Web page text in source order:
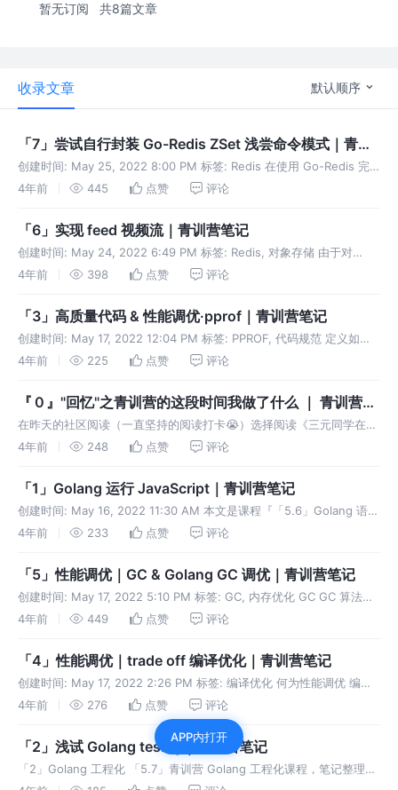
暂无订阅 共8篇文章
收录文章 默认顺序
「7」尝试自行封装 Go-Redis ZSet 浅尝命令模式｜青训
营笔记
创建时间: May 25, 2022 8:00 PM 标签: Redis 在使用 Go-Redis 完
成小组项目开发的过程中，我遇到一些需要合理使用 Redis 才能很好实
4年前 445 点赞 评论
「6」实现 feed 视频流｜青训营笔记
创建时间: May 24, 2022 6:49 PM 标签: Redis, 对象存储 由于对
Redis 比较高级的指令不太熟悉，我产生了一下针对应用场景展开的思
4年前 398 点赞 评论
「3」高质量代码 & 性能调优·pprof｜青训营笔记
创建时间: May 17, 2022 12:04 PM 标签: PPROF, 代码规范 定义如何
定义高质量代码 ​ 💡 编写的代码能够达到正确可靠、简洁清晰的目标称
4年前 225 点赞 评论
『０』"回忆"之青训营的这段时间我做了什么 ｜ 青训营笔
记
在昨天的社区阅读（一直坚持的阅读打卡😭）选择阅读《三元同学在抖
音架构组的八个月》，时间分配的反思是我写下这个系列的初衷，本篇
4年前 248 点赞 评论
「1」Golang 运行 JavaScript｜青训营笔记
创建时间: May 16, 2022 11:30 AM 本文是课程『「5.6」Golang 语言
基础』的回忆记录，课上的实验让我印象深刻，写作时间是「5.16」正
4年前 233 点赞 评论
「5」性能调优｜GC & Golang GC 调优｜青训营笔记
创建时间: May 17, 2022 5:10 PM 标签: GC, 内存优化 GC GC 算法的
类别 SerialGC 暂停业务 用一个回收器回收 ParallelGC 暂停业务 用多
4年前 449 点赞 评论
「4」性能调优｜trade off 编译优化｜青训营笔记
创建时间: May 17, 2022 2:26 PM 标签: 编译优化 何为性能调优 编码
之外部分的性能调优可以解释为： 从语言和操作系统角度考虑”如何更
好的利用硬件资源，发掘计算机算力“。 性能优化
4年前 276 点赞 评论
「2」浅试 Golang tesing｜青训营笔记
「2」Golang 工程化 「5.7」青训营 Golang 工程化课程，笔记整理。
APP内打开